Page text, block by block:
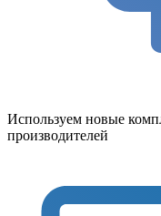
Используем новые
производителей